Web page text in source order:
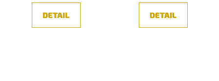
DETAIL DETAIL